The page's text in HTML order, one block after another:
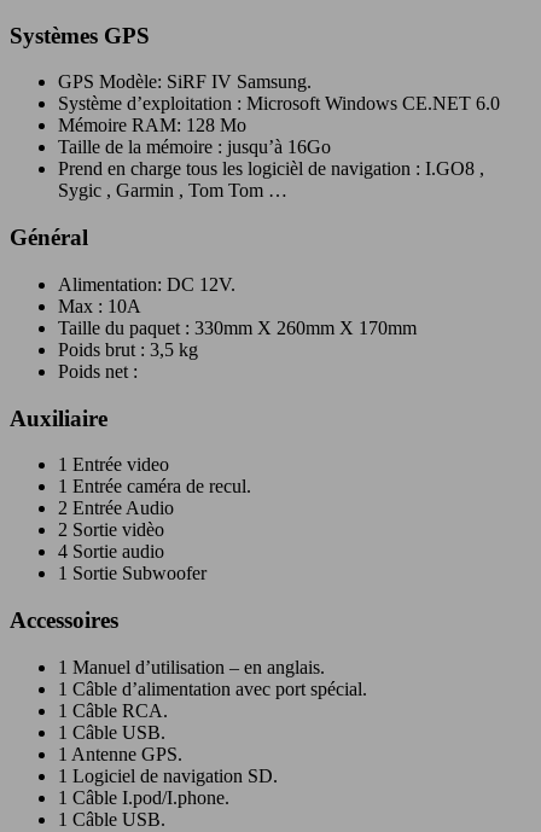
Systèmes GPS
GPS Modèle: SiRF IV Samsung.
Système d’exploitation : Microsoft Windows CE.NET 6.0
Mémoire RAM: 128 Mo
Taille de la mémoire : jusqu’à 16Go
Prend en charge tous les logicièl de navigation : I.GO8 ,
Sygic , Garmin , Tom Tom …
Général
Alimentation: DC 12V.
Max : 10A
Taille du paquet : 330mm X 260mm X 170mm
Poids brut : 3,5 kg
Poids net :
Auxiliaire
1 Entrée video
1 Entrée caméra de recul.
2 Entrée Audio
2 Sortie vidèo
4 Sortie audio
1 Sortie Subwoofer
Accessoires
1 Manuel d’utilisation – en anglais.
1 Câble d’alimentation avec port spécial.
1 Câble RCA.
1 Câble USB.
1 Antenne GPS.
1 Logiciel de navigation SD.
1 Câble I.pod/I.phone.
1 Câble USB.